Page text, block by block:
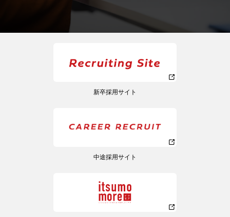
新卒採用サイト
中途採用サイト